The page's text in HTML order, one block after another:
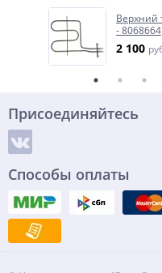
Верхний
- 8068664
2 100
Присоединяйтесь
Способы оплаты